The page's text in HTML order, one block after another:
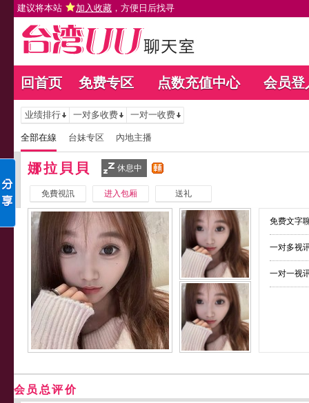
建议将本站 加入收藏 ，方便日后找寻
回首页 免费专区 点数充值中心 会员登
业绩排行 一对多收费 一对一收费
全部在線 台妹专区 內地主播
娜拉貝貝 休息中
免費視訊 进入包厢 送礼
免费文字
一对多视
一对一视
会员总评价